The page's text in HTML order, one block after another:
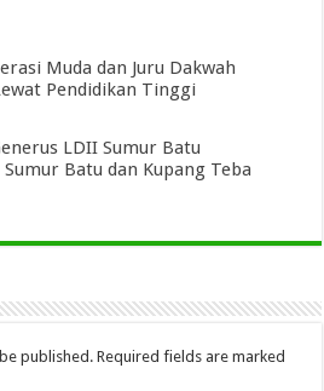
Muda dan Juru Dakwah
Pendidikan Tinggi
LDII Sumur Batu
Batu dan Kupang Teba
published. Required fields are marked